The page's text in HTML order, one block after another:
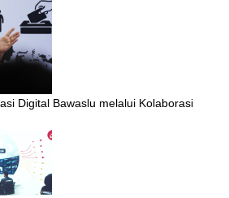
Digital Bawaslu melalui Kolaborasi